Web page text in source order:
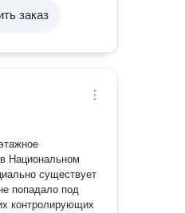
заказ
попадало под
контролирующих